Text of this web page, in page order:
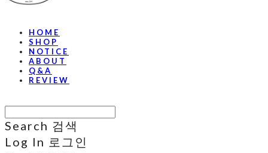
HOME
SHOP
NOTICE
ABOUT
Q&A
REVIEW
Search 검색
Log In 로그인